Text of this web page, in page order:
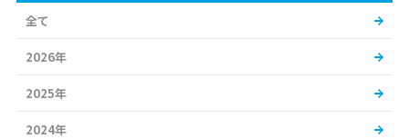
全て
2026年
2025年
2024年